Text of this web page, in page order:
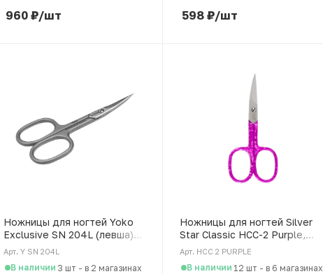
960₽/шт 598₽/шт
Ножницы для ногтей Yoko
Exclusive SN 204L (левша)
японская сталь, 9 см
Арт. Y SN 204L
В наличии 3 шт - в 2 магазинах
Ножницы для ногтей Silver
Star Classic HCC-2 Purple,
изогнутые лезвия,
пурпурное покрытие
Арт. НСС 2 PURPLE
В наличии 12 шт - в 6 магазинах